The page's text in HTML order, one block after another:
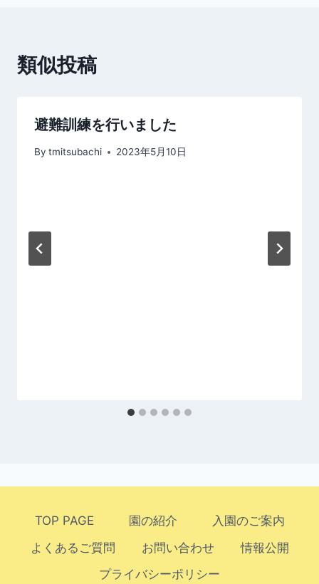
ー
ョ
類似投稿
避難訓練を行いました
By tmitsubachi 2023年5月10日
TOP PAGE 園の紹介
入園のご案内
よくあるご質問
お問い合わせ
情報公開
プライバシーポリシー